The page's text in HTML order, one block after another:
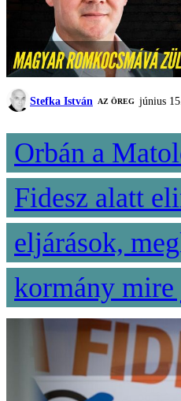
Stefka István AZ ÖREG június 15.
Orbán a
Fidesz alatt
eljárások,
kormány